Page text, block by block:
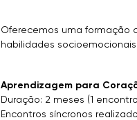
Oferecemos uma formação
habilidades
Aprendizagem para
Duração: 2 meses (1
Encontros síncronos